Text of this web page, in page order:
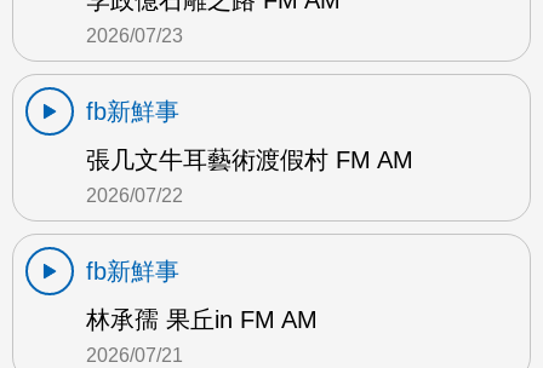
2026/07/23
fb新鮮事
張几文牛耳藝術渡假村 FM AM
2026/07/22
fb新鮮事
林承孺 果丘in FM AM
2026/07/21